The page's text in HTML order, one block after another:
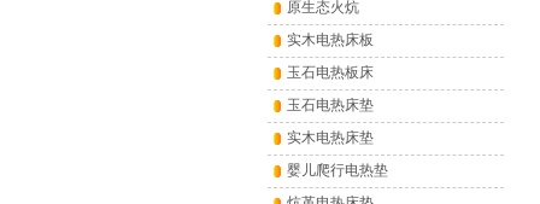
原生态火炕
实木电热床板
玉石电热板床
玉石电热床垫
实木电热床垫
婴儿爬行电热垫